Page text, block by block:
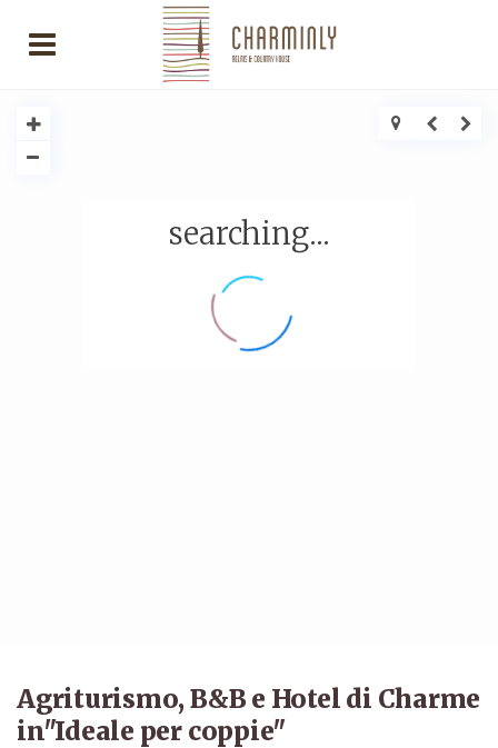
searching...
Agriturismo, B&B e Hotel di Charme
in"Ideale per coppie"